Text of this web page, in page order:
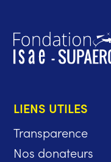
LIENS UTILES
Transparence
Nos donateurs